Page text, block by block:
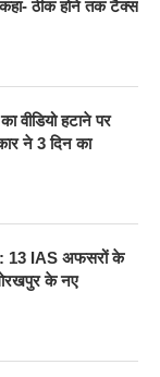
ठीक होने तक टैक्स
वीडियो हटाने पर
ने 3 दिन का
13 IAS अफसरों के
के नए